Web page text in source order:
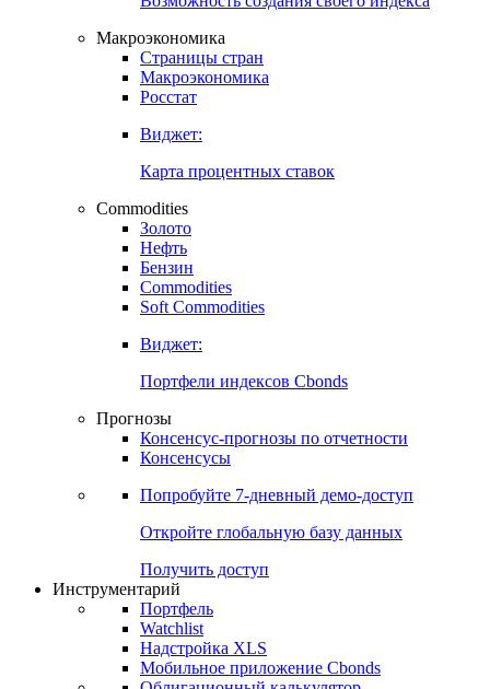
Макроэкономика
Страницы стран
Макроэкономика
Росстат
Виджет:
Карта процентных ставок
Commodities
Золото
Нефть
Бензин
Commodities
Soft Commodities
Виджет:
Портфели индексов Cbonds
Прогнозы
Консенсус-прогнозы по отчетности
Консенсусы
Попробуйте 7-дневный демо-доступ
Откройте глобальную базу данных
Получить доступ
Инструментарий
Портфель
Watchlist
Надстройка XLS
Мобильное приложение Cbonds